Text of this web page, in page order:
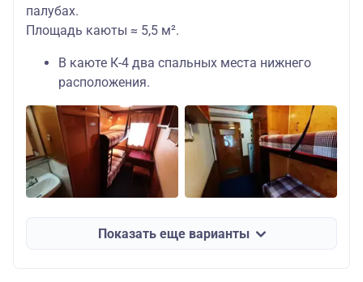
палубах.
Площадь каюты ≈ 5,5 м².
В каюте К-4 два спальных места нижнего
расположения.
Показать еще варианты